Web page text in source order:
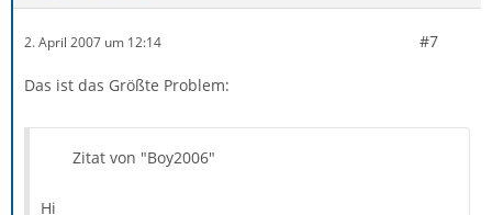
2. April 2007 um 12:14 #7
Das ist das Größte Problem:
Zitat von "Boy2006"
Hi